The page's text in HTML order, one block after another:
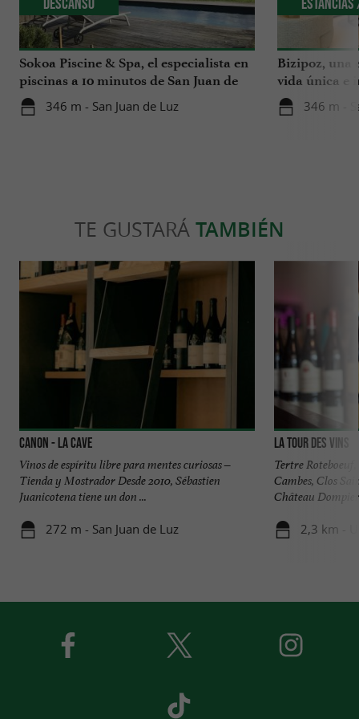
Sokoa Piscine & Spa, el especialista en
piscinas a 10 minutos de San Juan de
Luz
346 m - San Juan de Luz
Descanso
Bizipoz, una
vida única e
disfrutar en
346 m -
Estancias
TE GUSTARÁ TAMBIÉN
Canon - La Cave
Vinos de espíritu libre para mentes curiosas –
Tienda y Mostrador Desde 2010, Sébastien
Juanicotena tiene un don ...
272 m - San Juan de Luz
La Tour des Vins
Tertre Roteboeuf,
Cambes, Clos
Château
2,3 km -